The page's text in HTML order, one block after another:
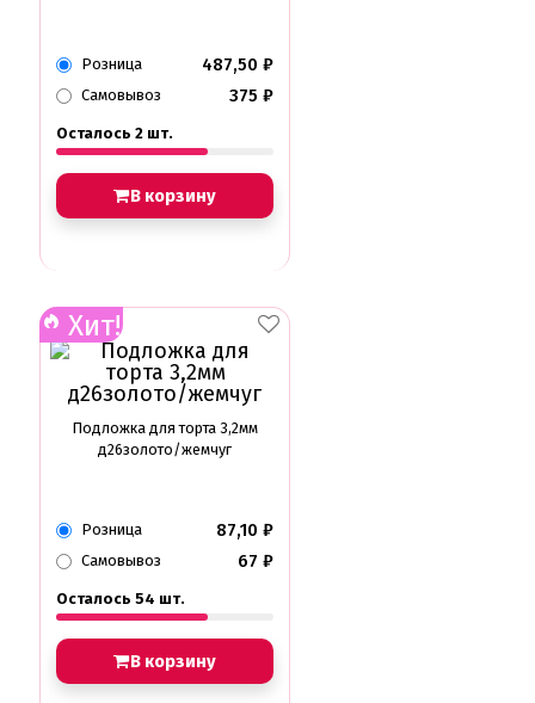
Розница 487,50 ₽
Самовывоз 375 ₽
Осталось 2 шт.
В корзину
Хит!
Подложка для торта 3,2мм
д26золото/жемчуг
Розница 87,10 ₽
Самовывоз 67 ₽
Осталось 54 шт.
В корзину